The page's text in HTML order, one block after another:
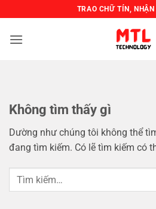
qua
nội
TRAO CHỮ TÍN,
Không tìm thấy gì
Dường như chúng tôi không thể
đang tìm kiếm. Có lẽ tìm kiếm có